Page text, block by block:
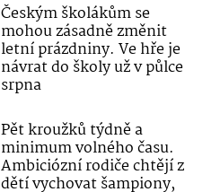
Českým školákům se
mohou zásadně změnit
letní prázdniny. Ve hře je
návrat do školy už v půlce
srpna
Pět kroužků týdně a
minimum volného času.
Ambiciózní rodiče chtějí z
dětí vychovat šampiony,